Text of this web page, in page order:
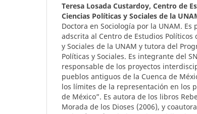
Teresa Losada Custardoy, Centro de
Ciencias Políticas y Sociales de la
Doctora en Sociología por la UNAM.
adscrita al Centro de Estudios Políticos
y Sociales de la UNAM y tutora del
Políticas y Sociales. Es integrante del
responsable de los proyectos
pueblos antiguos de la Cuenca de
los límites de la representación en los
de México”. Es autora de los libros
Morada de los Dioses (2006), y